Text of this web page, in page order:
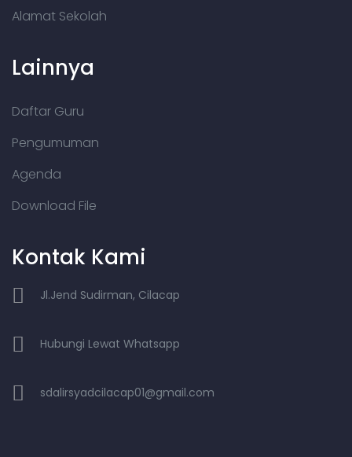
Alamat Sekolah
Lainnya
Daftar Guru
Pengumuman
Agenda
Download File
Kontak Kami
Jl.Jend Sudirman, Cilacap
Hubungi Lewat Whatsapp
sdalirsyadcilacap01@gmail.com